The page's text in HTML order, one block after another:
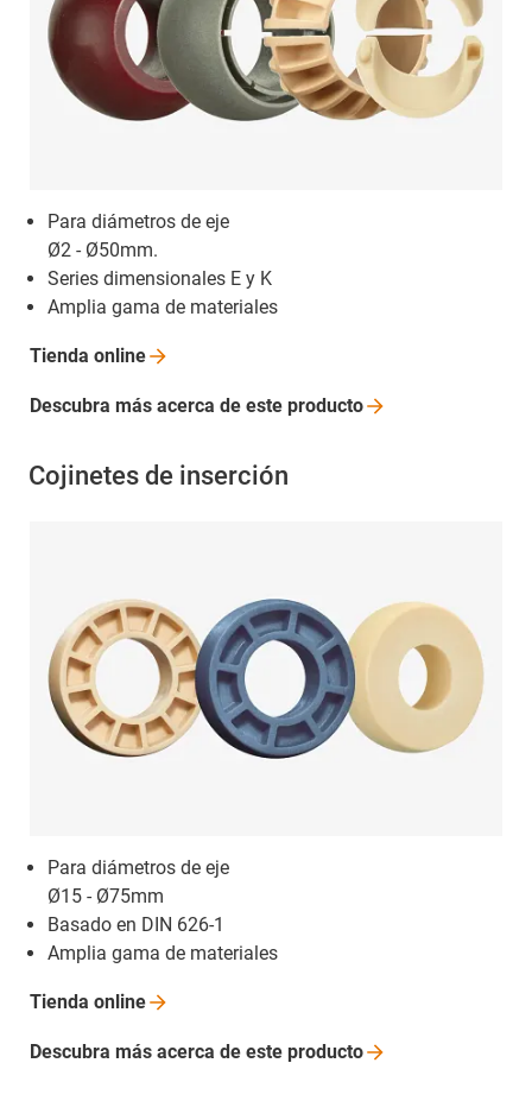
Para diámetros de eje
Ø2 - Ø50mm.
Series dimensionales E y K
Amplia gama de materiales
Tienda online
Descubra más acerca de este producto
Cojinetes de inserción
Para diámetros de eje
Ø15 - Ø75mm
Basado en DIN 626-1
Amplia gama de materiales
Tienda online
Descubra más acerca de este producto